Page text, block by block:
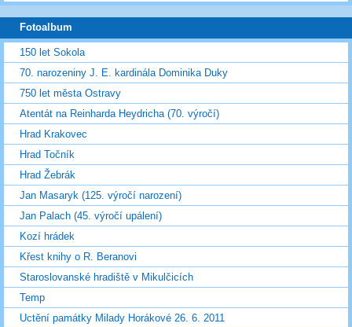
Fotoalbum
150 let Sokola
70. narozeniny J. E. kardinála Dominika Duky
750 let města Ostravy
Atentát na Reinharda Heydricha (70. výročí)
Hrad Krakovec
Hrad Točník
Hrad Žebrák
Jan Masaryk (125. výročí narození)
Jan Palach (45. výročí upálení)
Kozí hrádek
Křest knihy o R. Beranovi
Staroslovanské hradiště v Mikulčicích
Temp
Uctění památky Milady Horákové 26. 6. 2011